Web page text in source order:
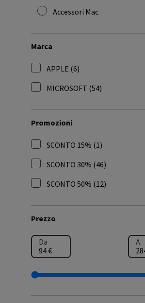
Accessori Mac
Marca
APPLE (6)
MICROSOFT (54)
Promozioni
SCONTO 15% (1)
SCONTO 30% (46)
SCONTO 50% (12)
Prezzo
Da A